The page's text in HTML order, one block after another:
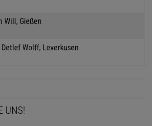
Will, Gießen
Wolff, Leverkusen
UNS!